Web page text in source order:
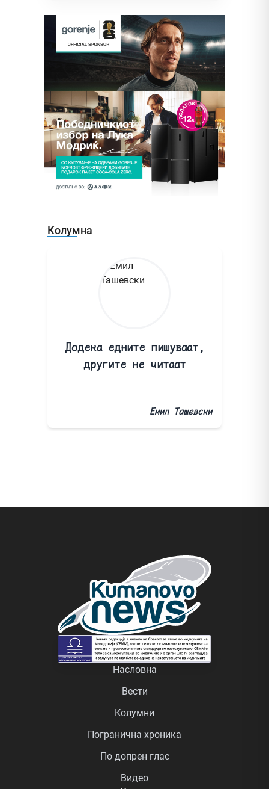
Колумна
Додека едните пишуваат,
другите не читаат
Емил Ташевски
Насловна
Вести
Колумни
Погранична хроника
По допрен глас
Видео